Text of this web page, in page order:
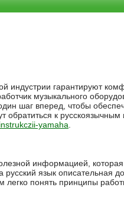
индустрии гарантируют
музыкального
шаг вперед, чтобы
обратиться к
yamaha
информацией,
русский язык описательная
легко понять принципы